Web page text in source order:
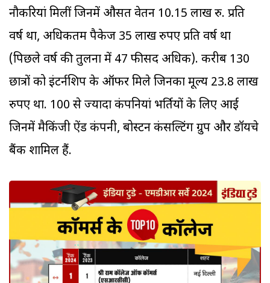
नौकरियां मिलीं जिनमें औसत वेतन 10.15 लाख रु. प्रति
वर्ष था, अधिकतम पैकेज 35 लाख रुपए प्रति वर्ष था
(पिछले वर्ष की तुलना में 47 फीसद अधिक). करीब 130
छात्रों को इंटर्नशिप के ऑफर मिले जिनका मूल्य 23.8 लाख
रुपए था. 100 से ज्यादा कंपनियां भर्तियों के लिए आईं
जिनमें मैकिंजी ऐंड कंपनी, बोस्टन कंसल्टिंग ग्रुप और डॉयचे
बैंक शामिल हैं.